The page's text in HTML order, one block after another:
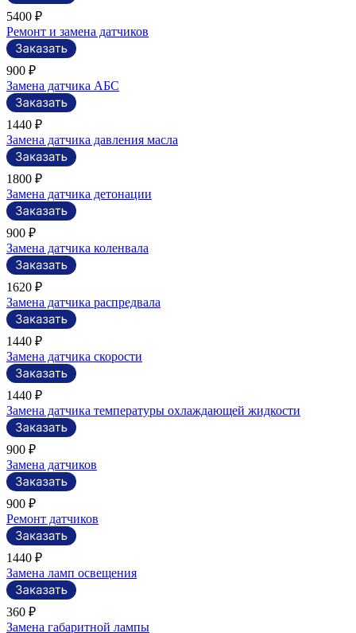
5400 ₽
Ремонт и замена датчиков
900 ₽
Замена датчика АБС
1440 ₽
Замена датчика давления масла
1800 ₽
Замена датчика детонации
900 ₽
Замена датчика коленвала
1620 ₽
Замена датчика распредвала
1440 ₽
Замена датчика скорости
1440 ₽
Замена датчика температуры охлаждающей жидкости
900 ₽
Замена датчиков
900 ₽
Ремонт датчиков
1440 ₽
Замена ламп освещения
360 ₽
Замена габаритной лампы